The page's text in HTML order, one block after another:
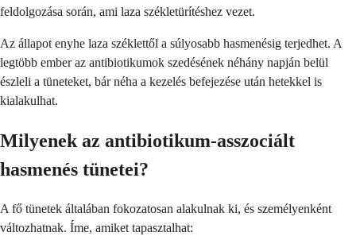
feldolgozása során, ami laza székletürítéshez vezet.
Az állapot enyhe laza széklettől a súlyosabb hasmenésig terjedhet. A
legtöbb ember az antibiotikumok szedésének néhány napján belül
észleli a tüneteket, bár néha a kezelés befejezése után hetekkel is
kialakulhat.
Milyenek az antibiotikum-asszociált
hasmenés tünetei?
A fő tünetek általában fokozatosan alakulnak ki, és személyenként
változhatnak. Íme, amiket tapasztalhat: